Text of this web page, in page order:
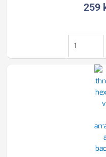
259
2"
Union
med
muffe/